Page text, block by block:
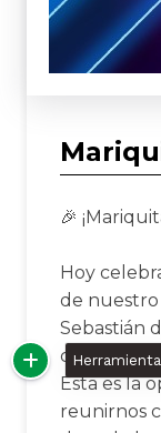
🎉
Hoy
de
Sebastián
cargada
Esta es la
reunirnos